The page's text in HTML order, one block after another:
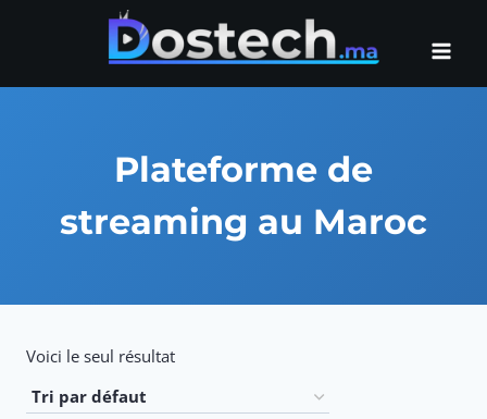
Plateforme de
streaming au Maroc
Voici le seul résultat